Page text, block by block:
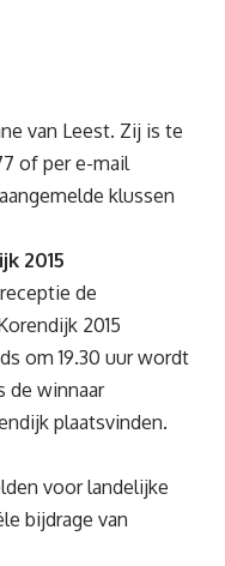
van Leest. Zij is te
of per e-mail
klussen
2015
de
2015
om 19.30 uur wordt
de winnaar
plaatsvinden.
voor landelijke
bijdrage van